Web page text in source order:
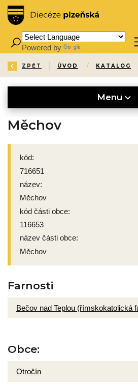
Powered by
ZPĚT ÚVOD / KATALOG
Menu
Měchov
kód:
716651
název:
Měchov
kód části obce:
116653
název části obce:
Měchov
Farnosti
Bečov nad Teplou (římskokatolická
Obce:
Otročín